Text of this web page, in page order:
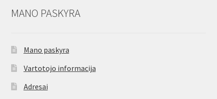
MANO PASKYRA
Mano paskyra
Vartotojo informacija
Adresai